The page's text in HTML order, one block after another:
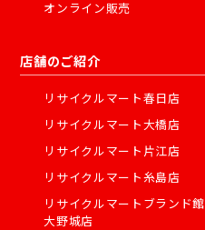
オンライン販売
店舗のご紹介
リサイクルマート春日店
リサイクルマート大橋店
リサイクルマート片江店
リサイクルマート糸島店
リサイクルマートブランド館
大野城店